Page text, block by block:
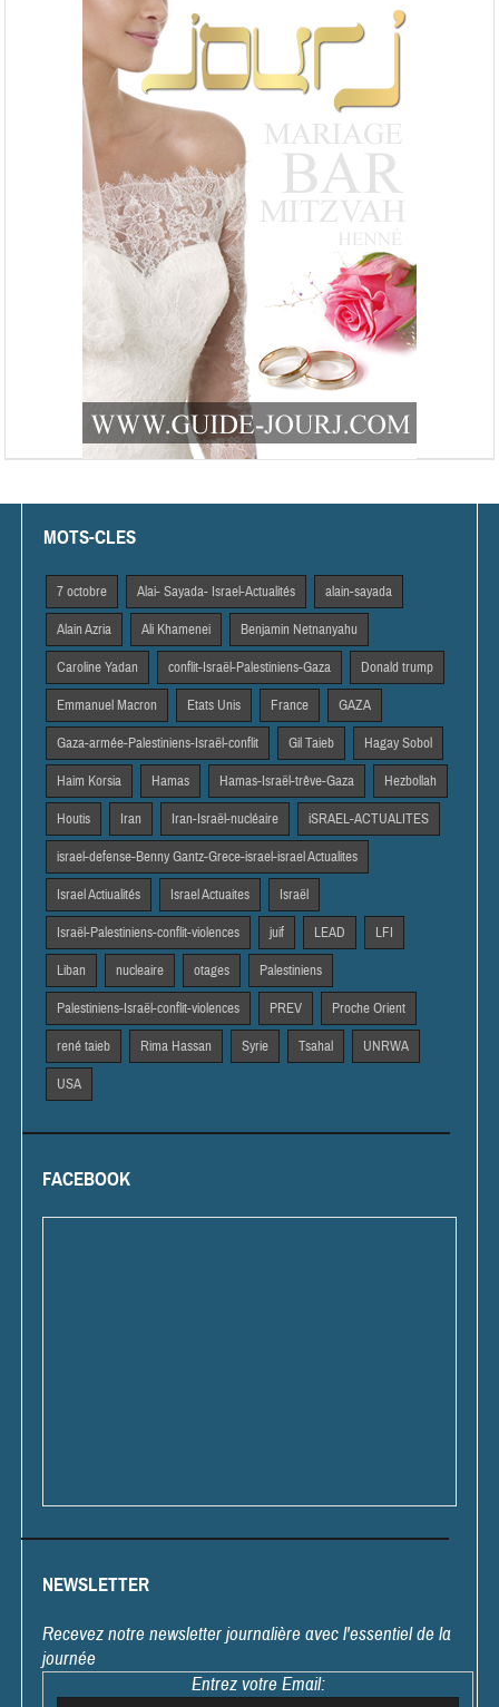
MOTS-CLES
7 octobre Alai- Sayada- Israel-Actualités alain-sayada
Alain Azria Ali Khamenei Benjamin Netnanyahu
Caroline Yadan conflit-Israël-Palestiniens-Gaza Donald trump
Emmanuel Macron Etats Unis France GAZA
Gaza-armée-Palestiniens-Israël-conflit Gil Taieb Hagay Sobol
Haim Korsia Hamas Hamas-Israël-trêve-Gaza Hezbollah
Houtis Iran Iran-Israël-nucléaire iSRAEL-ACTUALITES
israel-defense-Benny Gantz-Grece-israel-israel Actualites
Israel Actiualités Israel Actuaites Israël
Israël-Palestiniens-conflit-violences juif LEAD LFI
Liban nucleaire otages Palestiniens
Palestiniens-Israël-conflit-violences PREV Proche Orient
rené taieb Rima Hassan Syrie Tsahal UNRWA
USA
FACEBOOK
NEWSLETTER
Recevez notre newsletter journalière avec l'essentiel de la
journée
Entrez votre Email: